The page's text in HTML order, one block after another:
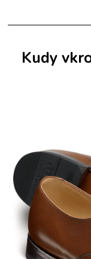
Kudy